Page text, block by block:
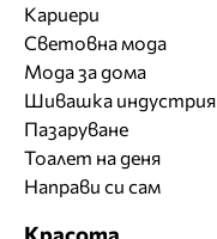
Кариери
Световна мода
Мода за дома
Шивашка индустрия
Пазаруване
Тоалет на деня
Направи си сам